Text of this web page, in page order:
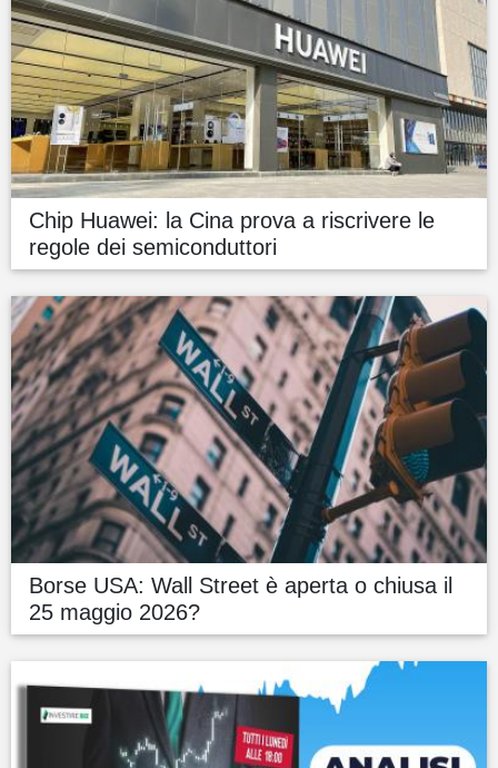
Chip Huawei: la Cina prova a riscrivere le
regole dei semiconduttori
Borse USA: Wall Street è aperta o chiusa il
25 maggio 2026?